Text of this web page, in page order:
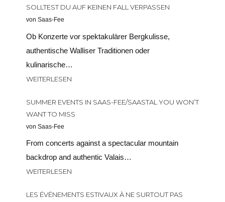
SOLLTEST DU AUF KEINEN FALL VERPASSEN
von Saas-Fee
Ob Konzerte vor spektakulärer Bergkulisse,
authentische Walliser Traditionen oder
kulinarische…
WEITERLESEN
SUMMER EVENTS IN SAAS-FEE/SAASTAL YOU WON’T
WANT TO MISS
von Saas-Fee
From concerts against a spectacular mountain
backdrop and authentic Valais…
WEITERLESEN
LES ÉVÉNEMENTS ESTIVAUX À NE SURTOUT PAS